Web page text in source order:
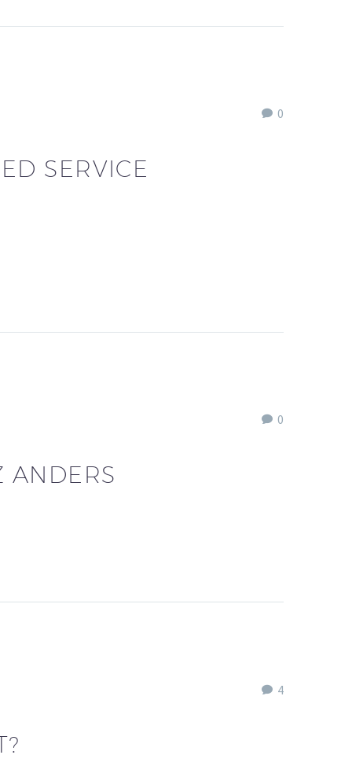
0
SERVICE
0
ANDERS
4